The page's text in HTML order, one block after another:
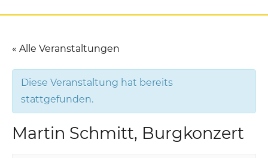
« Alle Veranstaltungen
Diese Veranstaltung hat bereits
stattgefunden.
Martin Schmitt, Burgkonzert